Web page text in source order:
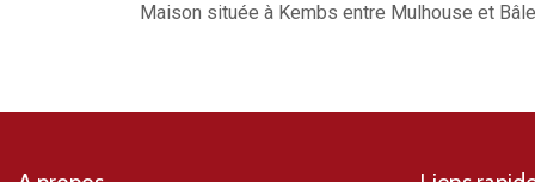
Maison située à Kembs entre Mulhouse et Bâle